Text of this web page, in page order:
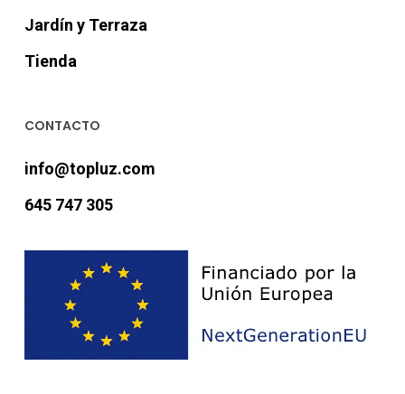
Jardín y Terraza
Tienda
CONTACTO
info@topluz.com
645 747 305